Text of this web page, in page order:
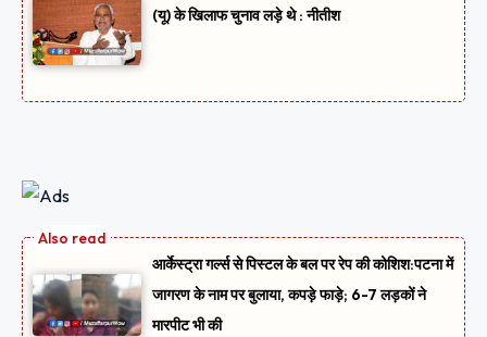
(यू) के खिलाफ चुनाव लड़े थे : नीतीश
आर्केस्ट्रा गर्ल्स से पिस्टल के बल पर रेप की कोशिश:पटना में
जागरण के नाम पर बुलाया, कपड़े फाड़े; 6-7 लड़कों ने
मारपीट भी की